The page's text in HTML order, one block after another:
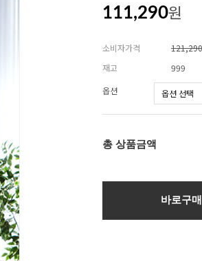
111,290원
소비자가격
재고
999
옵션
총 상품금액
바로구매